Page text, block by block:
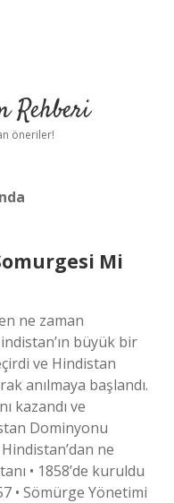
Rehberi
öneriler!
Mi
ne zaman
büyük bir
ve Hindistan
anılmaya başlandı.
kazandı ve
Dominyonu
ne
• 1858’de kuruldu
• Sömürge Yönetimi